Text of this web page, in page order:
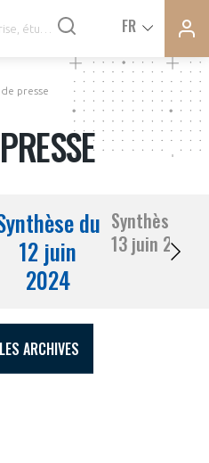
FR
presse
du
12 juin
2024
Synthèse du
13 juin 2024
ARCHIVES
ADHÉRENT ?
et développez
de droit français ?